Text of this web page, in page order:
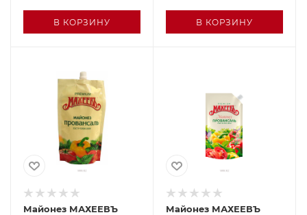
В КОРЗИНУ В КОРЗИНУ
Майонез МАХЕЕВЪ
Майонез МАХЕЕВЪ